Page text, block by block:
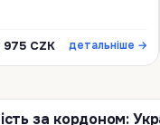
975 CZK детальніше →
за кордоном: